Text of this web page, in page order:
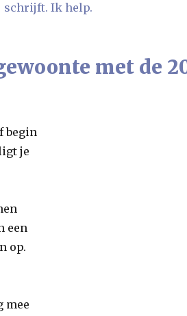
schrijft. Ik help.
met de
begin
je
een
op.
mee